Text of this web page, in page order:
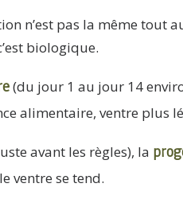
n’est pas la même tout
biologique.
(du jour 1 au jour 14
alimentaire, ventre plus
avant les règles), la
ventre se tend.